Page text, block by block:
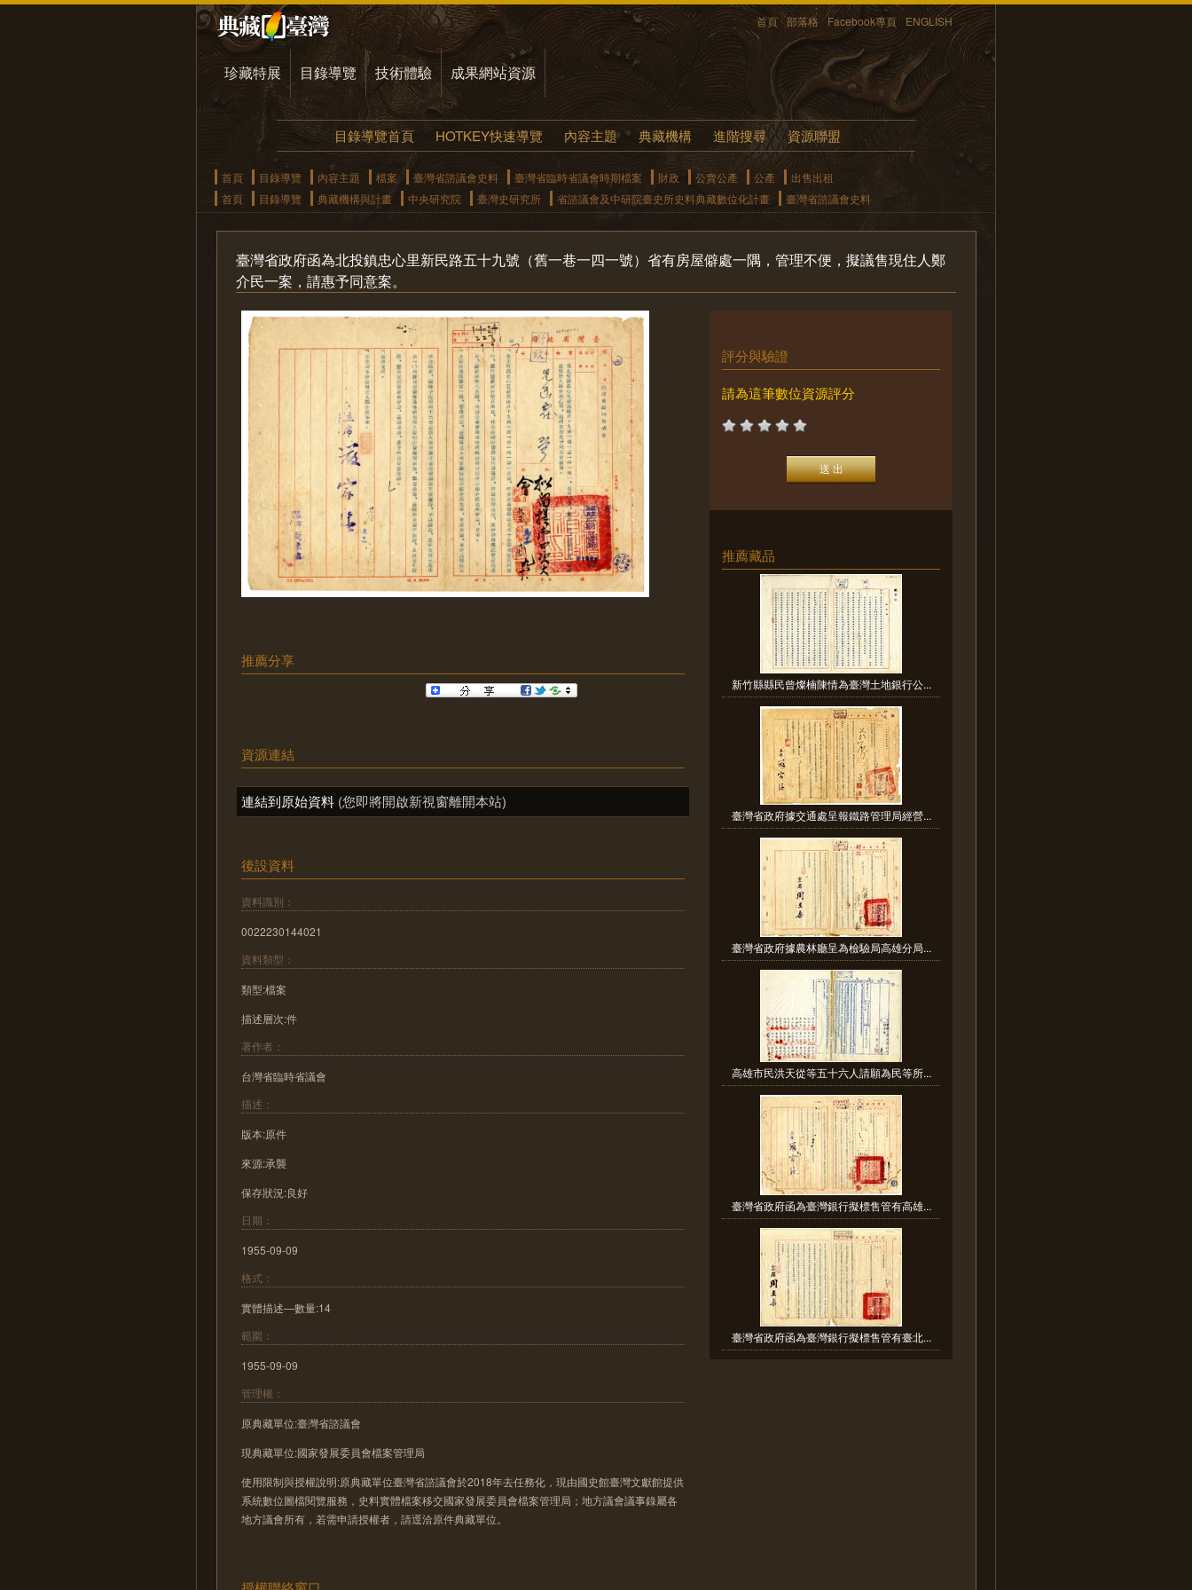
首頁 部落格 Facebook專頁 ENGLISH
珍藏特展 目錄導覽 技術體驗 成果網站資源
目錄導覽首頁 HOTKEY快速導覽 內容主題 典藏機構 進階搜尋 資源聯盟
首頁 目錄導覽 內容主題 檔案 臺灣省諮議會史料 臺灣省臨時省議會時期檔案 財政 公賣公產 公產
出售出租
首頁
目錄導覽 典藏機構與計畫 中央研究院 臺灣史研究所 省諮議會及中研院臺史所史料典藏數位化計畫 臺灣省諮議會史料
臺灣省政府函為北投鎮忠心里新民路五十九號（舊一巷一四一號）省有房屋僻處一隅，管理不便，擬議售現住人鄭
介民一案，請惠予同意案。
推薦分享
資源連結
連結到原始資料 (您即將開啟新視窗離開本站)
後設資料
資料識別：
0022230144021
資料類型：
類型:檔案
描述層次:件
著作者：
台灣省臨時省議會
描述：
版本:原件
來源:承襲
保存狀況:良好
日期：
1955-09-09
格式：
實體描述—數量:14
範圍：
1955-09-09
管理權：
原典藏單位:臺灣省諮議會
現典藏單位:國家發展委員會檔案管理局
使用限制與授權說明:原典藏單位臺灣省諮議會於2018年去任務化，現由國史館臺灣文獻館提供
系統數位圖檔閱覽服務，史料實體檔案移交國家發展委員會檔案管理局；地方議會議事錄屬各
地方議會所有，若需申請授權者，請逕洽原件典藏單位。
評分與驗證
請為這筆數位資源評分
推薦藏品
新竹縣縣民曾燦楠陳情為臺灣土地銀行公...
臺灣省政府據交通處呈報鐵路管理局經營...
臺灣省政府據農林廳呈為檢驗局高雄分局...
高雄市民洪天從等五十六人請願為民等所...
臺灣省政府函為臺灣銀行擬標售管有高雄...
臺灣省政府函為臺灣銀行擬標售管有臺北...